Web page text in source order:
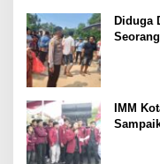
Diduga
IMM